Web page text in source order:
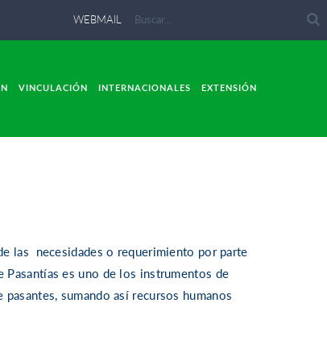
WEBMAIL
VINCULACIÓN INTERNACIONALES EXTENSIÓN
las necesidades o requerimiento por parte
es uno de los instrumentos de
sumando así recursos humanos